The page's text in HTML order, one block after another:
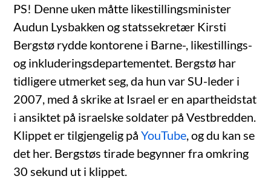
PS! Denne uken måtte likestillingsminister
Audun Lysbakken og statssekretær Kirsti
Bergstø rydde kontorene i Barne-, likestillings-
og inkluderingsdepartementet. Bergstø har
tidligere utmerket seg, da hun var SU-leder i
2007, med å skrike at Israel er en apartheidstat
i ansiktet på israelske soldater på Vestbredden.
Klippet er tilgjengelig påYouTube , og du kan se
det her. Bergstøs tirade begynner fra omkring
30 sekund ut i klippet.